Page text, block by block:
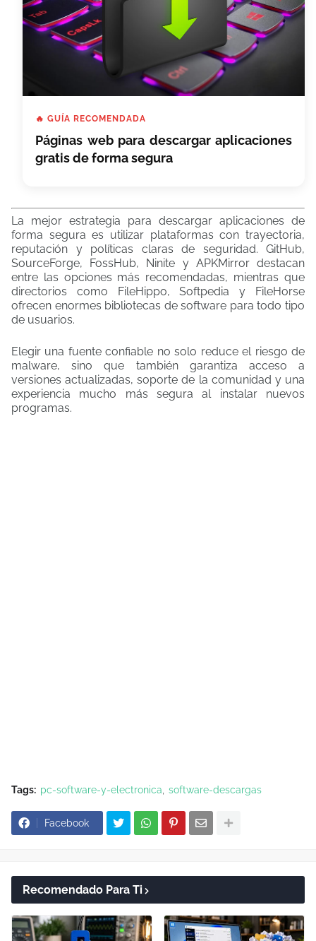
🔥 GUÍA RECOMENDADA
Páginas web para descargar aplicaciones
gratis de forma segura
La mejor estrategia para descargar aplicaciones de
forma segura es utilizar plataformas con trayectoria,
reputación y políticas claras de seguridad. GitHub,
SourceForge, FossHub, Ninite y APKMirror destacan
entre las opciones más recomendadas, mientras que
directorios como FileHippo, Softpedia y FileHorse
ofrecen enormes bibliotecas de software para todo tipo
de usuarios.
Elegir una fuente confiable no solo reduce el riesgo de
malware, sino que también garantiza acceso a
versiones actualizadas, soporte de la comunidad y una
experiencia mucho más segura al instalar nuevos
programas.
Tags: pc-software-y-electronica software-descargas
Facebook
Recomendado Para Ti